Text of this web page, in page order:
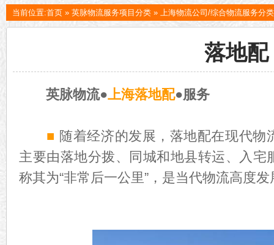
当前位置:首页 » 英脉物流服务项目分类 » 上海物流公司/综合物流服务分类
落地配
英脉物流●上海落地配●服务
■ 随着经济的发展，落地配在现代
主要由落地分拨、同城和地县转运、入
称其为“非常后一公里”，是当代物流高度